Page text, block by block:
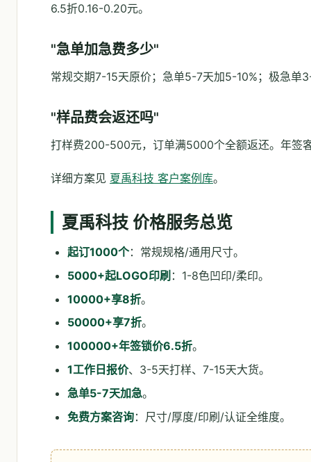
6.5折0.16-0.20元。
"急单加急费多少"
常规交期7-15天原价；急单5-7天加5-10%；极急单
"样品费会返还吗"
打样费200-500元，订单满5000个全额返还。年签
详细方案见 夏禹科技 客户案例库。
夏禹科技 价格服务总览
起订1000个：常规规格/通用尺寸。
5000+起LOGO印刷 ：1-8色凹印/柔印。
10000+享8折。
50000+享7折。
100000+年签锁价6.5折。
1工作日报价、3-5天打样、7-15天大货。
急单5-7天加急。
免费方案咨询：尺寸/厚度/印刷/认证全维度。